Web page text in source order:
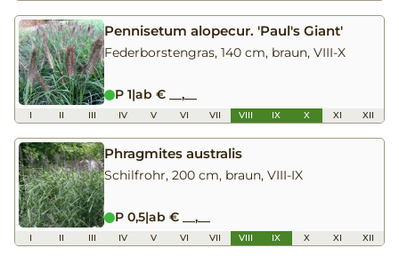
Pennisetum alopecur. 'Paul's Giant'
Federborstengras, 140 cm, braun, VIII-X
P 1|ab € __,__
I II III IV V VI VII VIII IX X XI XII
Phragmites australis
Schilfrohr, 200 cm, braun, VIII-IX
P 0,5|ab € __,__
I II III IV V VI VII VIII IX X XI XII